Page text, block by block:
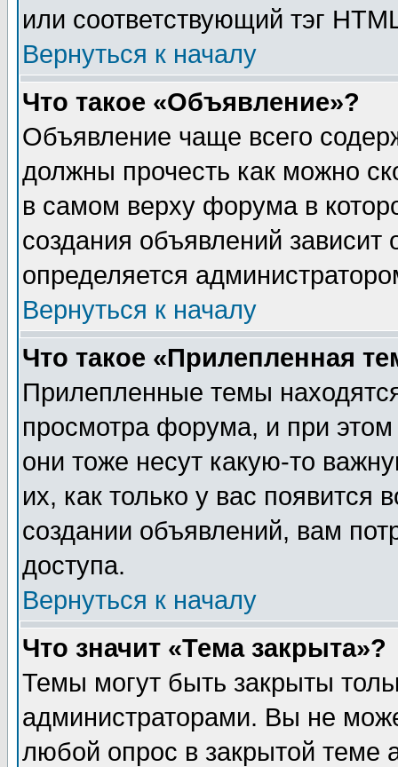
или соответствующий тэг
Вернуться к началу
Что такое «Объявление»?
Объявление чаще всего
должны прочесть как можно
в самом верху форума в
создания объявлений зависит
определяется
Вернуться к началу
Что такое «Прилепленная
Прилепленные темы
просмотра форума, и при
они тоже несут какую-то
их, как только у вас появится
создании объявлений, вам
доступа.
Вернуться к началу
Что значит «Тема закрыта»?
Темы могут быть закрыты
администраторами. Вы не
любой опрос в закрытой теме